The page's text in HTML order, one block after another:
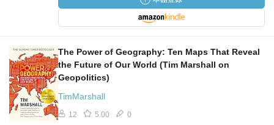
The Power of Geography: Ten Maps That Reveal
the Future of Our World (Tim Marshall on
Geopolitics)
TimMarshall
12 5.00 0